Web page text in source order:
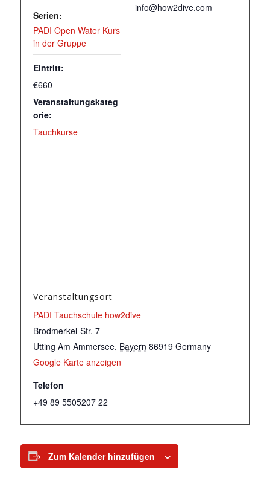
Serien:
PADI Open Water Kurs
in der Gruppe
Eintritt:
€660
Veranstaltungskateg
orie:
Tauchkurse
info@how2dive.com
Veranstaltungsort
PADI Tauchschule how2dive
Brodmerkel-Str. 7
Utting Am Ammersee, Bayern 86919 Germany
Google Karte anzeigen
Telefon
+49 89 5505207 22
Zum Kalender hinzufügen